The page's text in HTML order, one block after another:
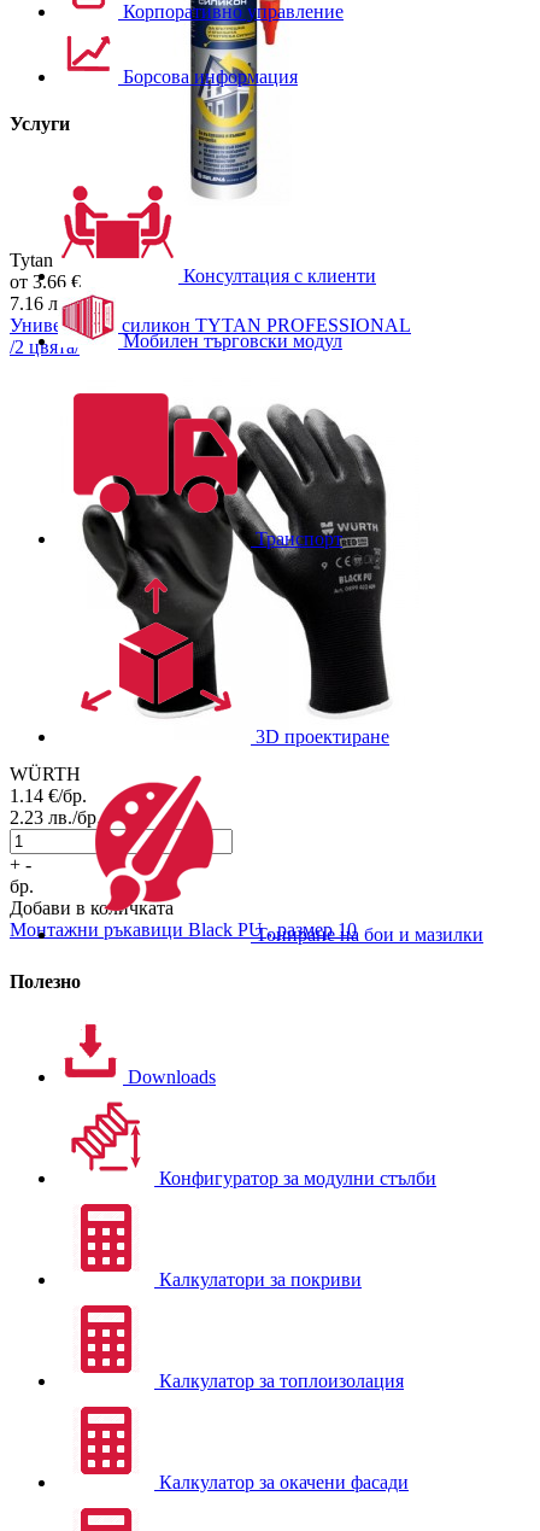
Tytan
от 3.66 €
7.16 лв.
Универсален силикон TYTAN PROFESSIONAL
/2 цвята/
WÜRTH
1.14 €/бр.
2.23 лв./бр.
+ -
бр.
Добави в количката
Монтажни ръкавици Black PU , размер 10
Корпоративно управление
Борсова информация
Услуги
Консултация с клиенти
Мобилен търговски модул
Транспорт
3D проектиране
Тониране на бои и мазилки
Полезно
Downloads
Конфигуратор за модулни стълби
Калкулатори за покриви
Калкулатор за топлоизолация
Калкулатор за окачени фасади